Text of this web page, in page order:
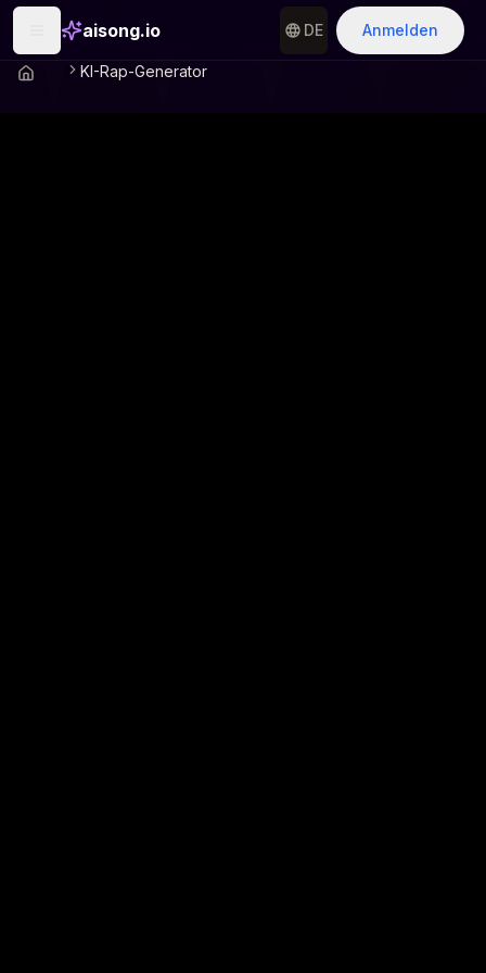
aisong.io DE Anmelden
KI-Rap-Generator